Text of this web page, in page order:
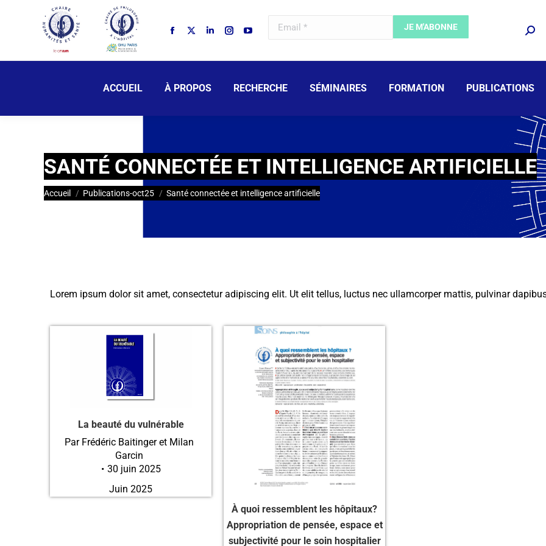
ACCUEIL À PROPOS RECHERCHE SÉMINAIRES FORMATION PUBLICATIONS
SANTÉ CONNECTÉE ET INTELLIGENCE ARTIFICIELLE
Vous êtes ici :
Accueil Publications-oct25 Santé connectée et intelligence artificielle
Lorem ipsum dolor sit amet, consectetur adipiscing elit. Ut elit tellus, luctus nec ullamcorper mattis, pulvinar
La beauté du vulnérable
Par Frédéric Baitinger et Milan
Garcin
30 juin 2025
Juin 2025
À quoi ressemblent les hôpitaux?
Appropriation de pensée, espace et
subjectivité pour le soin hospitalier